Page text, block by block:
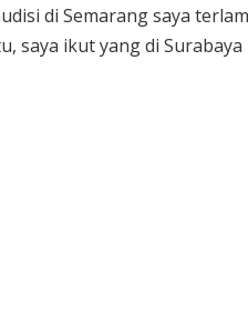
di Semarang saya
saya ikut yang di Surabaya